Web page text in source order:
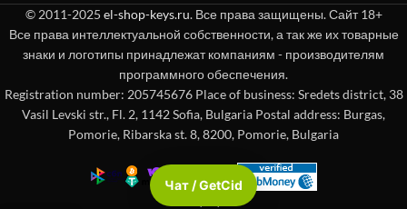
© 2011-2025 el-shop-keys.ru. Все права защищены. Сайт 18+
Все права интеллектуальной собственности, а так же их товарные
знаки и логотипы принадлежат компаниям - производителям
программного обеспечения.
Registration number: 205745676 Place of business: Sredets district, 38
Vasil Levski str., Fl. 2, 1142 Sofia, Bulgaria Postal address: Burgas,
Pomorie, Ribarska st. 8, 8200, Pomorie, Bulgaria
Чат / GetCid